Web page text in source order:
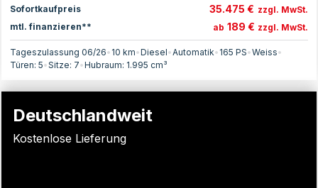
Sofortkaufpreis 35.475 € zzgl. MwSt.
mtl. finanzieren**
ab 189 € zzgl. MwSt.
Tageszulassung 06/26• 10 km•Diesel•Automatik• 165 PS•Weiss•
Türen: 5•Sitze: 7•Hubraum: 1.995 cm³
Deutschlandweit
Kostenlose Lieferung